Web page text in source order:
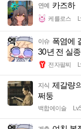
연예 카즈하
케를로스
이슈 폭염에
30년 전 실
전자팔찌
지식 제갈량
쩌둥
백합에이슬